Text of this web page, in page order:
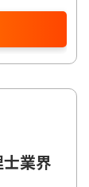
士業界